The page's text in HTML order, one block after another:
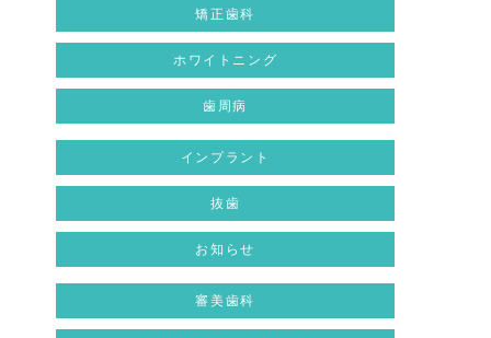
矯正歯科
ホワイトニング
歯周病
インプラント
抜歯
お知らせ
審美歯科